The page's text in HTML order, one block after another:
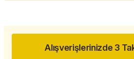
Alışverişlerinizde 3